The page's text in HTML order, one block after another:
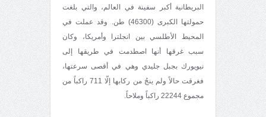
البريطانية أكبر سفينة في العالم، والتي بلغت
حمولتها الكبرى (46300) طن. وقد عملت في
المحيط الأطلسي بين انجلترا وأمريكا، وكان
سبب غرقها أنها اصطدمت في طريقها إلى
نيويورك بجبل جليدي وهي في أقصى سرعتها،
فغرقت حالاً ولم ينجُ من ركابها إلّا 711 راكباً من
مجموع 22244 راكباً وملاحاً.